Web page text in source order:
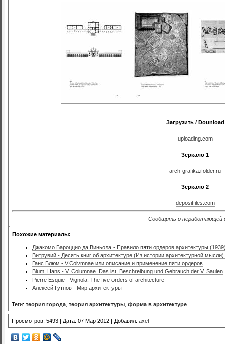
Загрузить / Dounload
uploading.com
Зеркало 1
arch-grafika.ifolder.ru
Зеркало 2
depositfiles.com
Сообщить о неработающей
Похожие материалы:
Джакомо Бароццио да Виньола - Правило пяти ордеров архитектуры
Витрувий - Десять книг об архитектуре (Из истории архитектурной
Ганс Блюм - V.Colvmnae или описание и применение пяти ордеров
Blum, Hans - V. Columnae. Das ist, Beschreibung und Gebrauch der V. Saulen
Pierre Esquie - Vignola. The five orders of architecture
Алексей Гутнов - Мир архитектуры
Теги: теория города теория архитектуры форма в архитектуре
Просмотров: 5493 | Дата: 07 Мар 2012 | Добавил: axet